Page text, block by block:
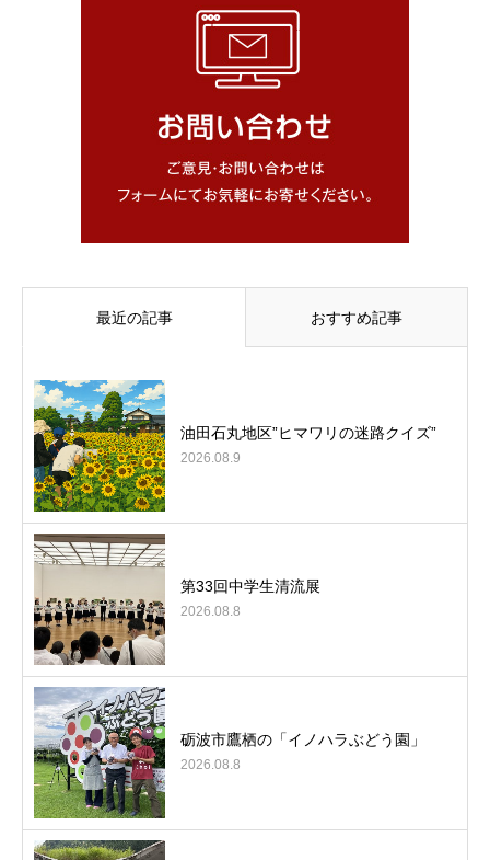
最近の記事 おすすめ記事
油田石丸地区”ヒマワリの迷路クイズ”
2026.08.9
第33回中学生清流展
2026.08.8
砺波市鷹栖の「イノハラぶどう園」
2026.08.8